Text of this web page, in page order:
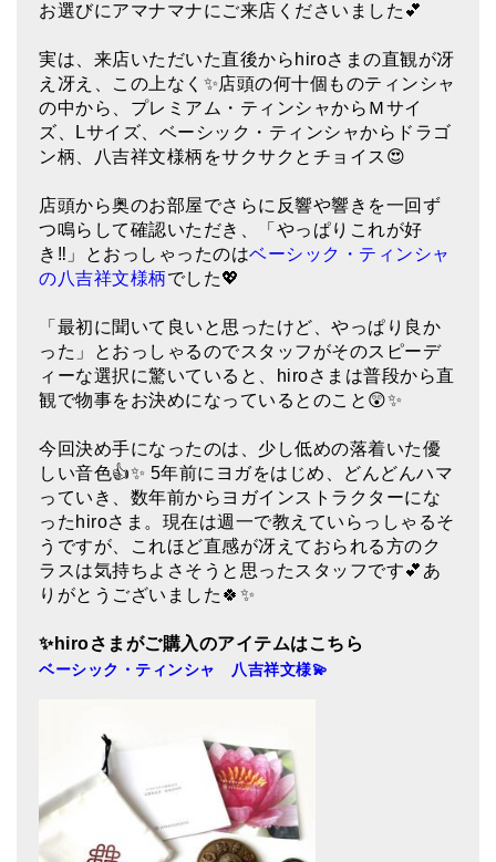
スティック・マレット・リング（台座）
アマナマナのティンシャ
プレミアム・ティンシャ（L・M）
ベーシック・ティンシャ（4種）
チベット・真マントラ香
お香定期購入（ラクとくサブスク）
チベット高僧のオラクルカード
ベル＆ドルジェ
シンギングボウル入門本・CD
アウトレット
オリジナルグッズ
神々とつながるジュエリー
ヒーリング・マンダラポスター
ロゴステッカー・ポストカード各種
亡命チベット人尼僧のお守り・チャーム
ギフトラッピング
シンギングボウル講座
初級講座
お選びにアマナマナにご来店くださいました💕
実は、来店いただいた直後からhiroさまの直観が冴
え冴え、この上なく✨店頭の何十個ものティンシャ
の中から、プレミアム・ティンシャからＭサイ
ズ、Lサイズ、ベーシック・ティンシャからドラゴ
ン柄、八吉祥文様柄をサクサクとチョイス😍
店頭から奥のお部屋でさらに反響や響きを一回ず
つ鳴らして確認いただき、「やっぱりこれが好
き‼」とおっしゃったのはベーシック・ティンシャ
の八吉祥文様柄でした💖
「最初に聞いて良いと思ったけど、やっぱり良か
った」とおっしゃるのでスタッフがそのスピーデ
ィーな選択に驚いていると、hiroさまは普段から直
観で物事をお決めになっているとのこと😲✨
今回決め手になったのは、少し低めの落着いた優
しい音色👍✨ 5年前にヨガをはじめ、どんどんハマ
っていき、数年前からヨガインストラクターにな
ったhiroさま。現在は週一で教えていらっしゃるそ
うですが、これほど直感が冴えておられる方のク
ラスは気持ちよさそうと思ったスタッフです💕あ
りがとうございました🍀✨
✨hiroさまがご購入のアイテムはこちら
ベーシック・ティンシャ 八吉祥文様💫